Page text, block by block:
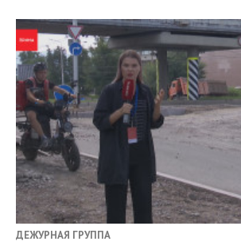
ДЕЖУРНАЯ ГРУППА